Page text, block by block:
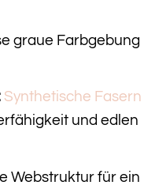
graue Farbgebung
Synthetische Fasern
und edlen
Webstruktur für ein